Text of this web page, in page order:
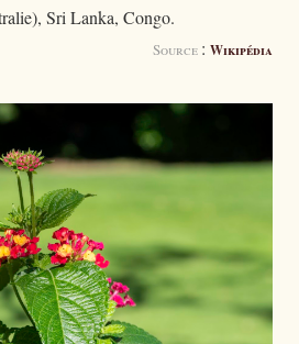
Sri Lanka, Congo.
Source : Wikipédia